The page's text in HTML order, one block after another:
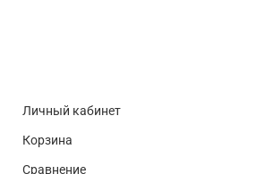
Личный кабинет
Корзина
Сравнение